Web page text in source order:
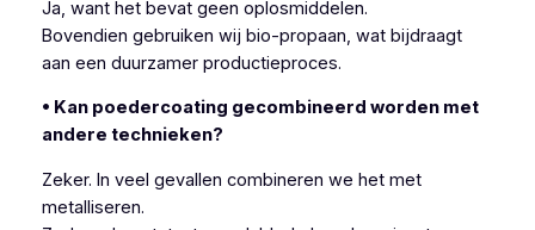
Ja, want het bevat geen oplosmiddelen.
Bovendien gebruiken wij bio-propaan, wat bijdraagt
aan een duurzamer productieproces.
• Kan poedercoating gecombineerd worden met
andere technieken?
Zeker. In veel gevallen combineren we het met
metalliseren.